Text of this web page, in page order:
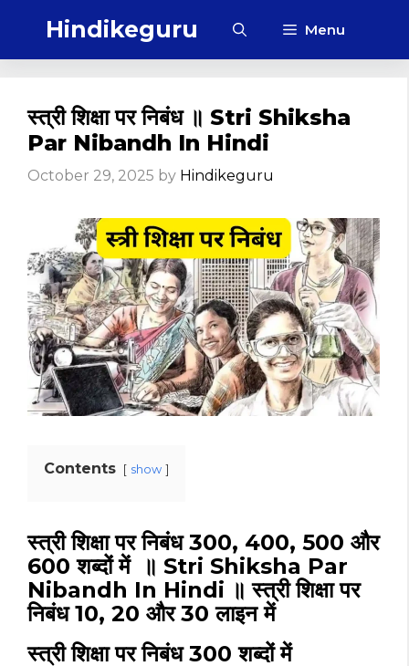
Hindikeguru Menu
स्त्री शिक्षा पर निबंध ॥ Stri Shiksha
Par Nibandh In Hindi
October 29, 2025 by Hindikeguru
Contents show
स्त्री शिक्षा पर निबंध 300, 400, 500 और
600 शब्दों में ॥ Stri Shiksha Par
Nibandh In Hindi ॥ स्त्री शिक्षा पर
निबंध 10, 20 और 30 लाइन में
स्त्री शिक्षा पर निबंध 300 शब्दों में